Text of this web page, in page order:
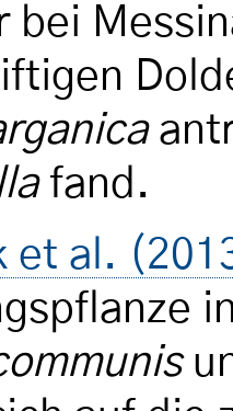
bei
fand.
et al.